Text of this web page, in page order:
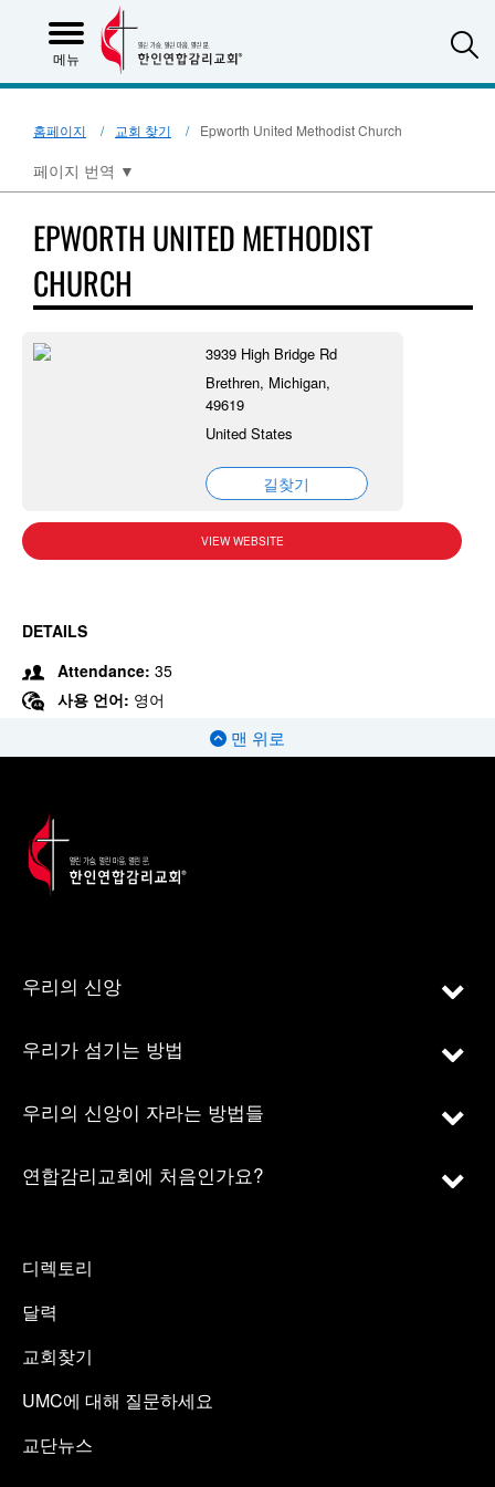
메뉴
홈페이지 교회 찾기 Epworth United Methodist Church
페이지 번역 ▼
EPWORTH UNITED METHODIST
CHURCH
3939 High Bridge Rd
Brethren, Michigan,
49619
United States
길찾기
VIEW WEBSITE
DETAILS
Attendance: 35
사용 언어: 영어
맨 위로
우리의 신앙
우리가 섬기는 방법
우리의 신앙이 자라는 방법들
연합감리교회에 처음인가요?
디렉토리
달력
교회찾기
UMC에 대해 질문하세요
교단뉴스